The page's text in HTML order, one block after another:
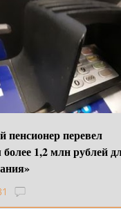
пенсионер перевел
1,2 млн рублей